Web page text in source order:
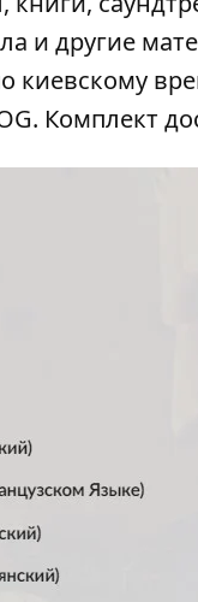
и другие
Комплект